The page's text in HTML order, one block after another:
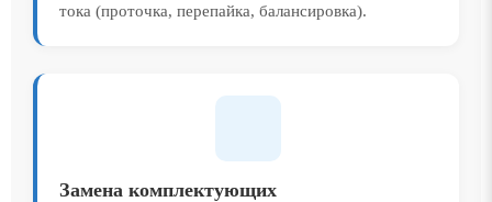
тока (проточка, перепайка, балансировка).
Замена комплектующих